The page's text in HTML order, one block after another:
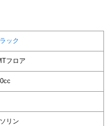
ック
フロア
リン